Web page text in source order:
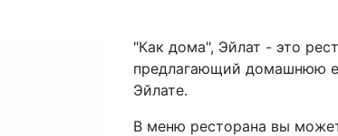
"Как дома", Эйлат - это
предлагающий домашнюю
Эйлате.
В меню ресторана вы